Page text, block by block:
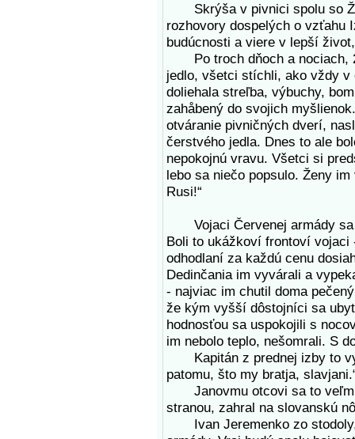
Skrýša v pivnici spolu so
rozhovory dospelých o vzťahu
budúcnosti a viere v lepší
Po troch dňoch a nociach,
jedlo, všetci stíchli, ako vždy v
doliehala streľba, výbuchy,
zahåbený do svojich
otváranie pivničných dverí,
čerstvého jedla. Dnes to ale
nepokojnú vravu. Všetci si
lebo sa niečo popsulo. Ženy
Rusi!“
Vojaci Červenej armády sa
Boli to ukážkoví frontoví
odhodlaní za každú cenu
Dedinčania im vyvárali a
- najviac im chutil doma
že kým vyšší dôstojníci sa
hodnosťou sa uspokojili s
im nebolo teplo, nešomrali. S
Kapitán z prednej izby to
patomu, što my bratja,
Janovmu otcovi sa to veľmi
stranou, zahral na slovanskú
Ivan Jeremenko zo stodoly,